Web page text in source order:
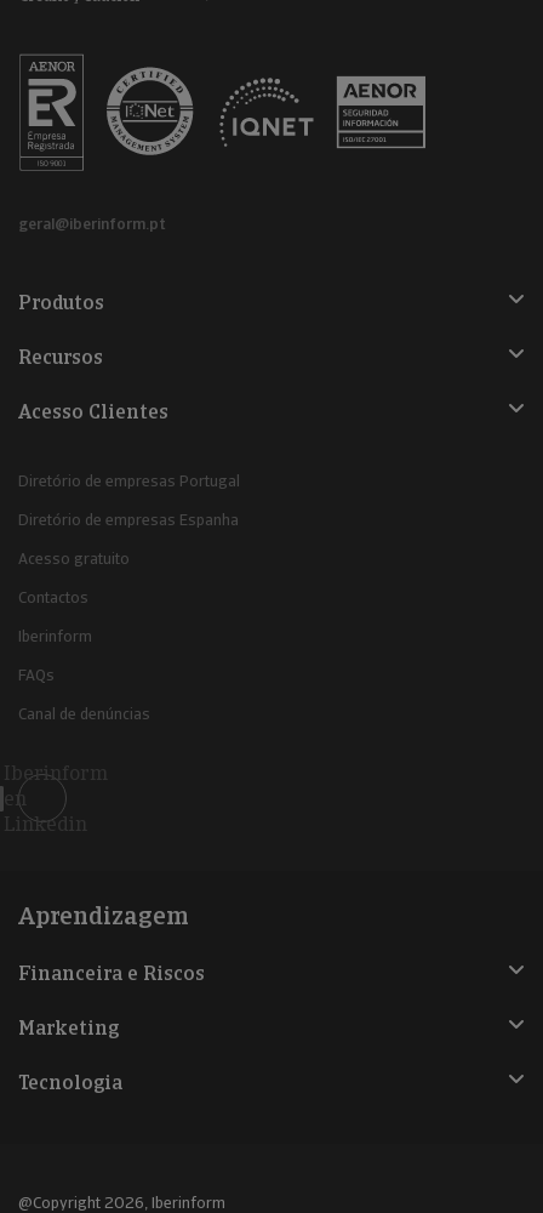
geral@iberinform.pt
Produtos
Recursos
Acesso Clientes
Diretório de empresas Portugal
Diretório de empresas Espanha
Acesso gratuito
Contactos
Iberinform
FAQs
Canal de denúncias
Iberinform
en
Linkedin
Aprendizagem
Financeira e Riscos
Marketing
Tecnologia
@Copyright 2026, Iberinform